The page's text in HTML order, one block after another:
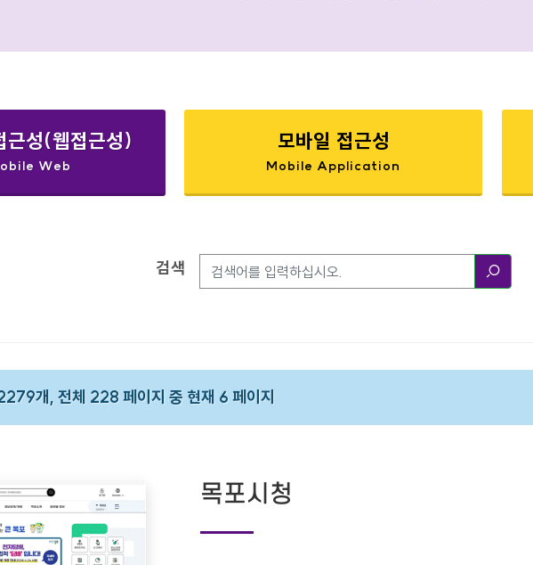
근성(웹접근성)
Web
모바일 접근성
Mobile Application
검색
개, 전체 228 페이지 중 현재 6 페이지
목포시청